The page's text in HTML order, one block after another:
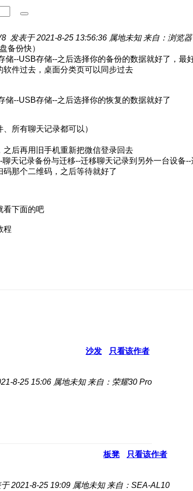
发表于 2021-8-25 13:56:36 属地未知 来自：浏览器
备份快）
储--USB存储--之后选择你的备份的数据就好了，最
件过去，桌面分类页可以同步过去
储--USB存储--之后选择你的恢复的数据就好了
所有聊天记录都可以）
之后再用旧手机重新把微信登录回去
聊天记录备份与迁移--迁移聊天记录到另外一台设备
那个二维码，之后等待就好了
看下面的吧
沙发 只看该作者
8-25 15:06 属地未知 来自：荣耀30 Pro
板凳 只看该作者
2021-8-25 19:09 属地未知 来自：SEA-AL10